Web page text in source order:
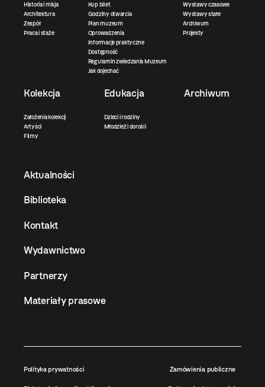
Historia i misja
Architektura
Zespół
Praca i staże
Kup bilet
Godziny otwarcia
Plan muzeum
Oprowadzenia
Informacje praktyczne
Dostępność
Regulamin zwiedzania Muzeum
Jak dojechać
Wystawy czasowe
Wystawy stałe
Archiwum
Projekty
Kolekcja
Założenia kolekcji
Artyści
Filmy
Edukacja
Dzieci i rodziny
Młodzież i dorośli
Archiwum
Aktualności
Biblioteka
Kontakt
Wydawnictwo
Partnerzy
Materiały prasowe
Polityka prywatności Zamówienia publiczne